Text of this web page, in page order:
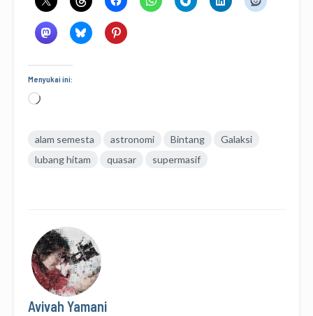
Menyukai ini:
Memuat...
alam semesta astronomi Bintang
Galaksi
lubang hitam
quasar supermasif
Avivah Yamani